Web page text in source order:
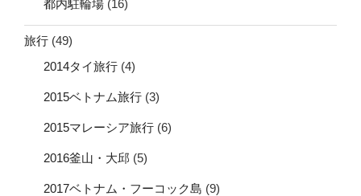
都内駐輪場 (16)
旅行 (49)
2014タイ旅行 (4)
2015ベトナム旅行 (3)
2015マレーシア旅行 (6)
2016釜山・大邱 (5)
2017ベトナム・フーコック島 (9)